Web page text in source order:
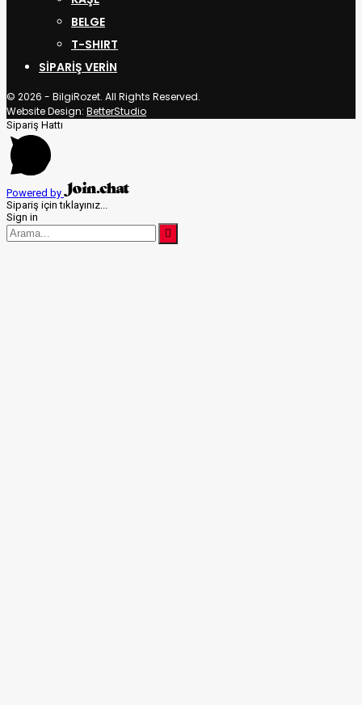
BELGE
T-SHIRT
SIPARIŞ VERIN
© 2026 - BilgiRozet. All Rights Reserved.
Website Design: BetterStudio
Sipariş Hattı
Powered by
Sipariş için tıklayınız...
Sign in